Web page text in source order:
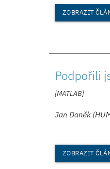
ZOBRAZIT
Podpořili
[MATLAB]
Jan Daněk
ZOBRAZIT